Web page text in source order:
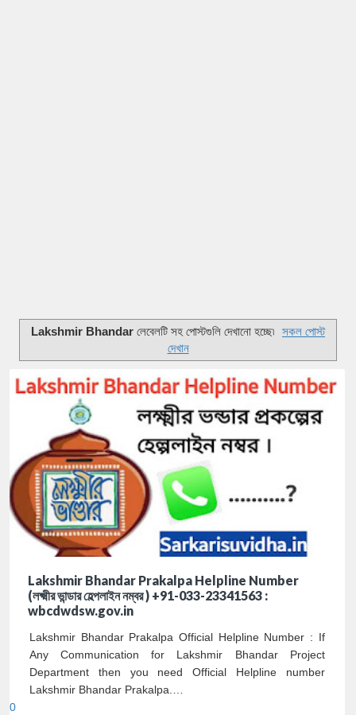
Lakshmir Bhandarলেবেলটি সহ পোস্টগুলি দেখানো হচ্ছে৷ সকল পোস্ট
দেখান
Lakshmir Bhandar Prakalpa Helpline Number
(লক্ষ্মীর ভান্ডার হেল্পলাইন নম্বর ) +91-033-23341563 :
wbcdwdsw.gov.in
Lakshmir Bhandar Prakalpa Official Helpline Number : If
Any Communication for Lakshmir Bhandar Project
Department then you need Official Helpline number
Lakshmir Bhandar Prakalpa.…
0